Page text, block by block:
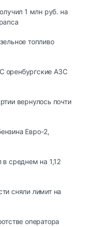
1 млн руб. на
топливо
оренбургские АЗС
вернулось почти
Евро-2,
среднем на 1,12
сняли лимит на
оператора